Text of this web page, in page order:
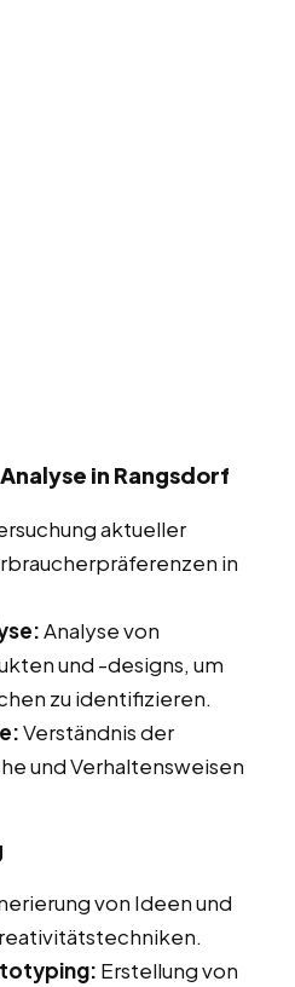
in Rangsdorf
aktueller
in
Analyse von
und -designs, um
zu identifizieren.
Verständnis der
und Verhaltensweisen
von Ideen und
Erstellung von